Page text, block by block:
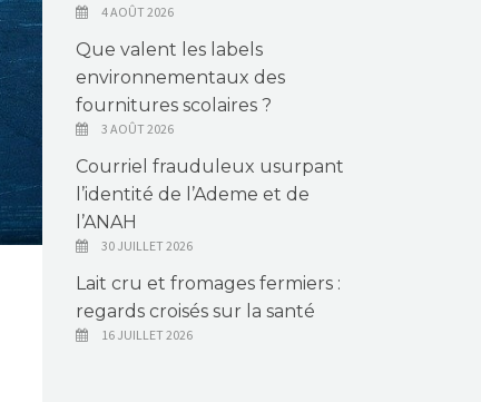
4 AOÛT 2026
Que valent les labels
environnementaux des
fournitures scolaires ?
3 AOÛT 2026
Courriel frauduleux usurpant
l’identité de l’Ademe et de
l’ANAH
30 JUILLET 2026
Lait cru et fromages fermiers :
regards croisés sur la santé
16 JUILLET 2026